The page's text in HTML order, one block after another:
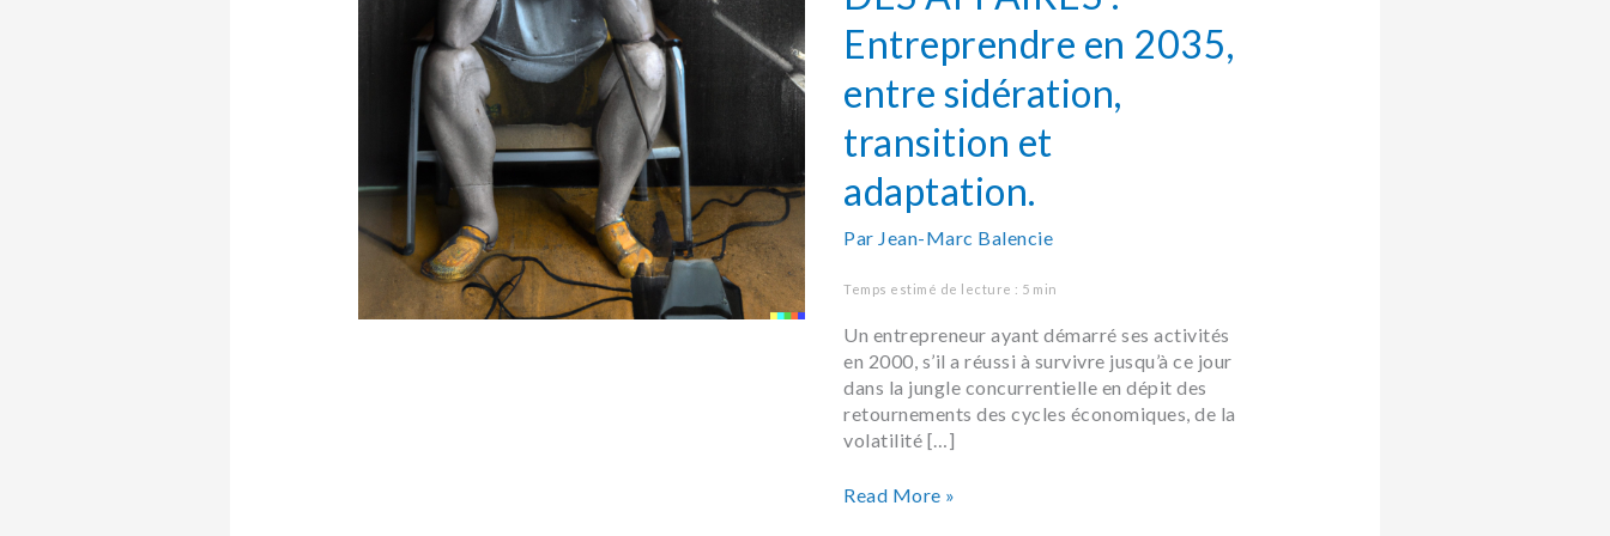
Entreprendre en 2035,
entre sidération,
transition et
adaptation.
Par Jean-Marc Balencie
Temps estimé de lecture : 5 min
Un entrepreneur ayant démarré ses activités
en 2000, s’il a réussi à survivre jusqu’à ce jour
dans la jungle concurrentielle en dépit des
retournements des cycles économiques, de la
volatilité […]
sidération,
et
adaptation.
Read More »